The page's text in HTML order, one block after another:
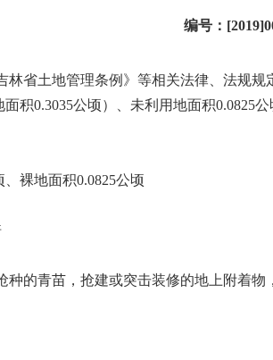
编号：
林省土地管理条例》等相关法律、法规
面积0.3035公顷）、未利用地面积0.0825公
、裸地面积0.0825公顷
的青苗，抢建或突击装修的地上附着物